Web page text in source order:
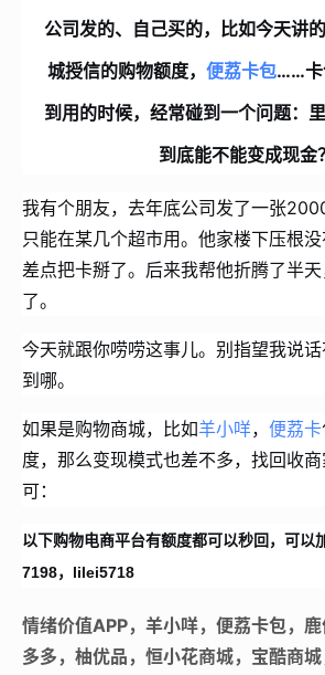
公司发的、自己买的，比如今天讲
城授信的购物额度， 便荔卡包……卡
到用的时候，经常碰到一个问题：
到底能不能变成现金？
我有个朋友，去年底公司发了一张
只能在某几个超市用。他家楼下压根
差点把卡掰了。后来我帮他折腾了半
了。
今天就跟你唠唠这事儿。别指望我说
到哪。
如果是购物商城，比如羊小咩， 便荔卡
度，那么变现模式也差不多，找回收
可：
以下购物电商平台有额度都可以秒回，可以
7198，lilei5718
情绪价值APP，羊小咩，便荔卡包，
多多，柚优品，恒小花商城，宝酷商